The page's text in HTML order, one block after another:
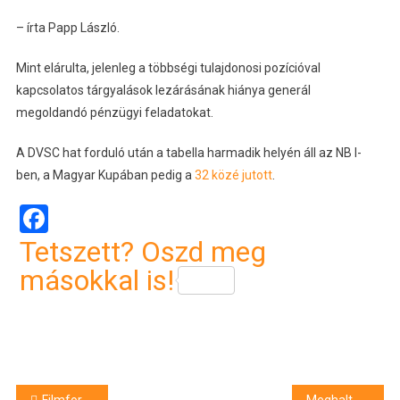
– írta Papp László.
Mint elárulta, jelenleg a többségi tulajdonosi pozícióval
kapcsolatos tárgyalások lezárásának hiánya generál
megoldandó pénzügyi feladatokat.
A DVSC hat forduló után a tabella harmadik helyén áll az NB I-
ben, a Magyar Kupában pedig a32 közé jutott.
Tetszett? Oszd meg
másokkal is!